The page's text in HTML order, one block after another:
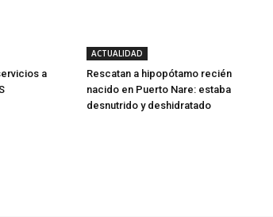
a
ACTUALIDAD
Rescatan a hipopótamo recién
nacido en Puerto Nare: estaba
desnutrido y deshidratado